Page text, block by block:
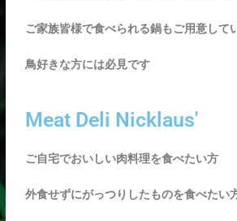
ご家族皆様で食べられる鍋もご用意して
鳥好きな方には必見です
Meat Deli Nicklaus'
ご自宅でおいしい肉料理を食べたい方
外食せずにがっつりしたものを食べたい